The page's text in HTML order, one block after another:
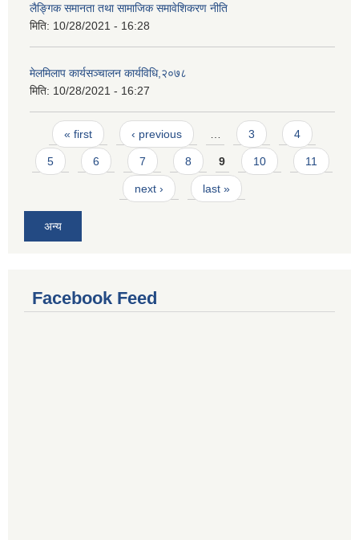
लैङ्गिक समानता तथा सामाजिक समावेशिकरण नीति
मिति: 10/28/2021 - 16:28
मेलमिलाप कार्यसञ्चालन कार्यविधि,२०७८
मिति: 10/28/2021 - 16:27
Pages
« first ‹ previous … 3 4
5 6 7 8 9 10 11
next › last »
अन्य
Facebook Feed